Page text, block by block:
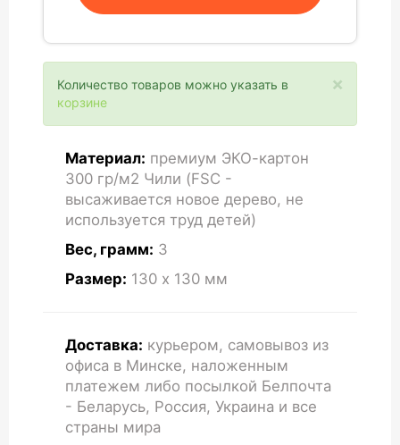
×
Количество товаров можно указать в
корзине
Материал: премиум ЭКО-картон
300 гр/м2 Чили (FSC -
высаживается новое дерево, не
используется труд детей)
Вес, грамм: 3
Размер: 130 x 130 мм
Доставка: курьером, самовывоз из
офиса в Минске, наложенным
платежем либо посылкой Белпочта
- Беларусь, Россия, Украина и все
страны мира